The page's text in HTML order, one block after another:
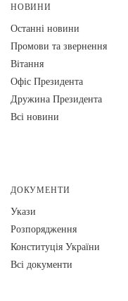
НОВИНИ
Останні новини
Промови та звернення
Вiтання
Офіс Президента
Дружина Президента
Всі новини
ДОКУМЕНТИ
Укази
Розпорядження
Конституція України
Всі документи